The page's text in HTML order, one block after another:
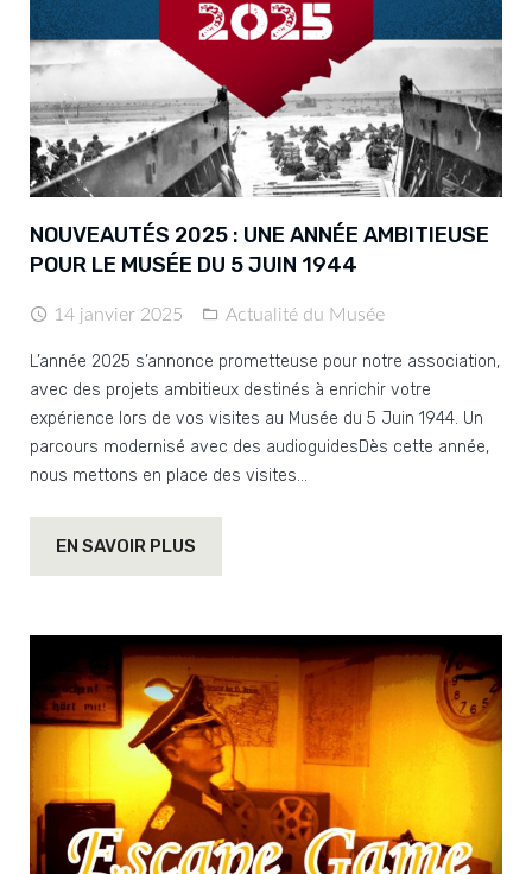
NOUVEAUTÉS 2025 : UNE ANNÉE AMBITIEUSE
POUR LE MUSÉE DU 5 JUIN 1944
14 janvier 2025 Actualité du Musée
L’année 2025 s’annonce prometteuse pour notre association,
avec des projets ambitieux destinés à enrichir votre
expérience lors de vos visites au Musée du 5 Juin 1944. Un
parcours modernisé avec des audioguidesDès cette année,
nous mettons en place des visites…
EN SAVOIR PLUS